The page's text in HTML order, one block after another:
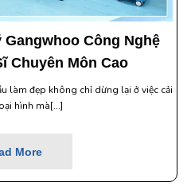
Công Nghệ
Chuyên Môn Cao
làm đẹp không chỉ dừng lại ở việc cải
hình mà[...]
More